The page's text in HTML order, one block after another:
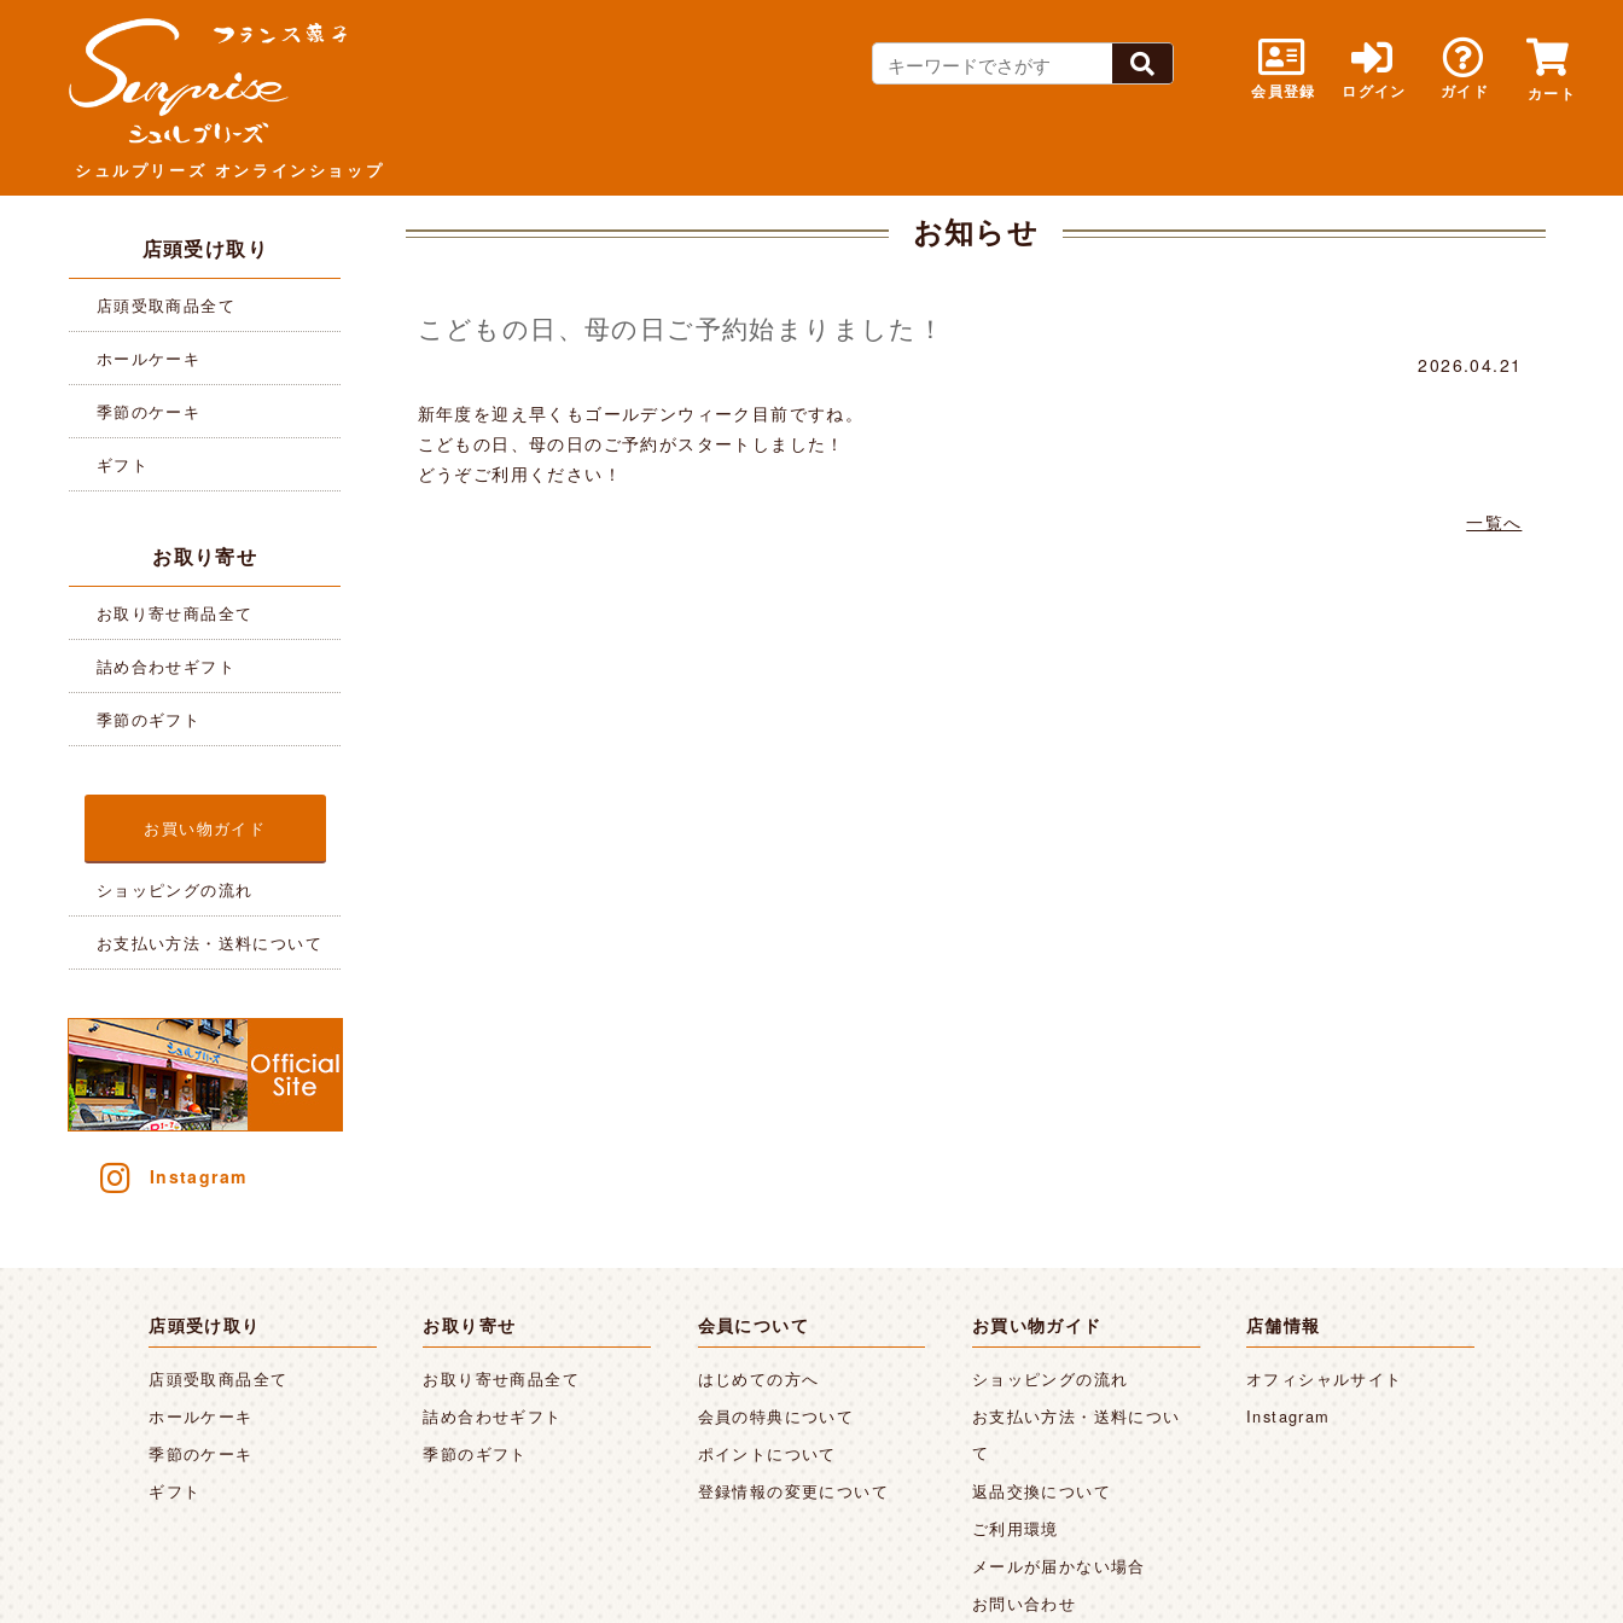
会員登録 ログイン ガイド カート
シュルプリーズ オンラインショップ
店頭受け取り
店頭受取商品全て
ホールケーキ
季節のケーキ
ギフト
お取り寄せ
お取り寄せ商品全て
詰め合わせギフト
季節のギフト
お買い物ガイド
ショッピングの流れ
お支払い方法・送料について
Instagram
お知らせ
こどもの日、母の日ご予約始まりました！
2026.04.21
新年度を迎え早くもゴールデンウィーク目前ですね。
こどもの日、母の日のご予約がスタートしました！
どうぞご利用ください！
一覧へ
店頭受け取り
店頭受取商品全て
ホールケーキ
季節のケーキ
ギフト
お取り寄せ
お取り寄せ商品全て
詰め合わせギフト
季節のギフト
会員について
はじめての方へ
会員の特典について
ポイントについて
登録情報の変更について
お買い物ガイド
ショッピングの流れ
お支払い方法・送料につい
て
返品交換について
ご利用環境
メールが届かない場合
お問い合わせ
店舗情報
オフィシャルサイト
Instagram